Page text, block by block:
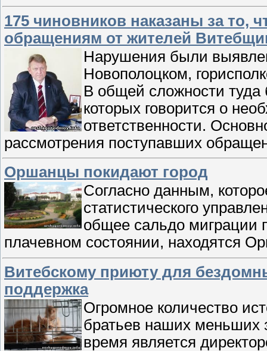
175 чиновников наказаны за то,
обращениям от жителей
Нарушения были
Новополоцком,
В общей сложности туда
которых говорится о
ответственности.
рассмотрения поступавших
Оршанцы покидают город
Согласно данным,
статистического
общее сальдо миграции
плачевном состоянии, находятся
Витебскому приюту для
поддержка
Огромное количество
братьев наших меньших
время является